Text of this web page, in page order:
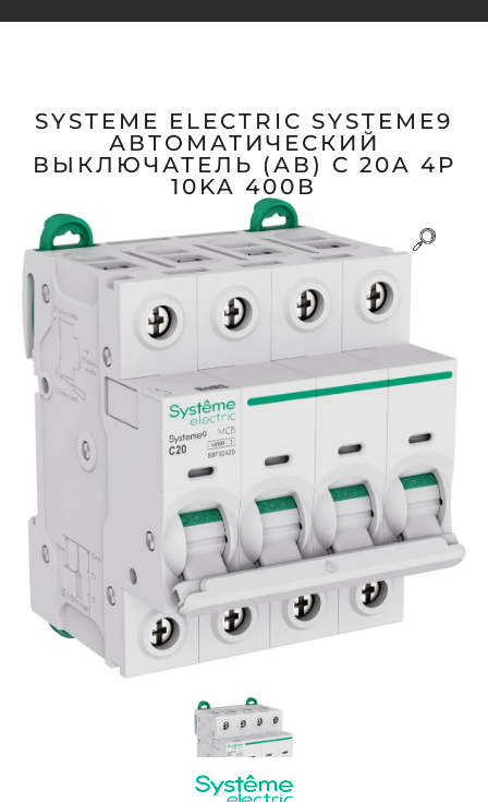
SYSTEME ELECTRIC SYSTEME9
АВТОМАТИЧЕСКИЙ
ВЫКЛЮЧАТЕЛЬ (АВ) C 20A 4P
10KA 400В